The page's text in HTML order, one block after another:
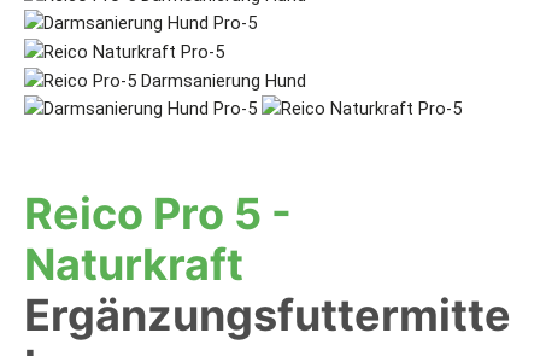
Reico Pro 5 -
Naturkraft
Ergänzungsfuttermitte